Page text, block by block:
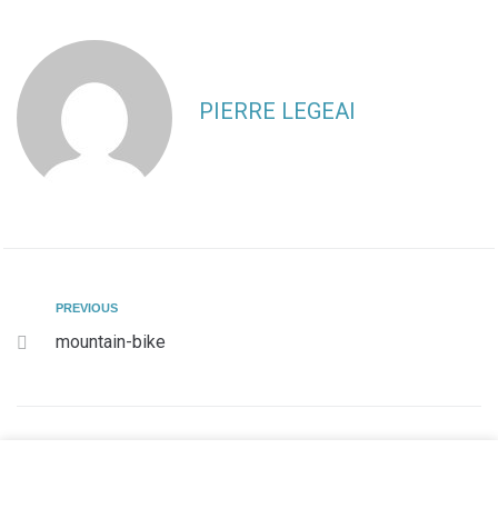
PIERRE LEGEAI
PREVIOUS
mountain-bike